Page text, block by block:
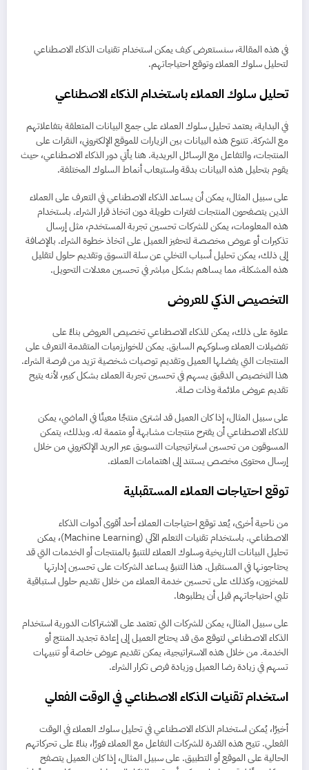
في هذه المقالة، سنستعرض كيف يمكن استخدام تقنيات الذكاء الاصطناعي
لتحليل سلوك العملاء وتوقع احتياجاتهم.
تحليل سلوك العملاء باستخدام الذكاء الاصطناعي
في البداية، يعتمد تحليل سلوك العملاء على جمع البيانات المتعلقة بتفاعلاتهم
مع الشركة. تتنوع هذه البيانات بين الزيارات للموقع الإلكتروني، النقرات على
المنتجات، والتفاعل مع الرسائل البريدية. هنا يأتي دور الذكاء الاصطناعي، حيث
يقوم بتحليل هذه البيانات بدقة واستيعاب أنماط السلوك المختلفة.
على سبيل المثال، يمكن أن يساعد الذكاء الاصطناعي في التعرف على العملاء
الذين يتصفحون المنتجات لفترات طويلة دون اتخاذ قرار الشراء. باستخدام
هذه المعلومات، يمكن للشركات تحسين تجربة المستخدم، مثل إرسال
تذكيرات أو عروض مخصصة لتحفيز العميل على اتخاذ خطوة الشراء. بالإضافة
إلى ذلك، يمكن تحليل أسباب التخلي عن سلة التسوق وتقديم حلول لتقليل
هذه المشكلة، مما يساهم بشكل مباشر في تحسين معدلات التحويل.
التخصيص الذكي للعروض
علاوة على ذلك، يمكن للذكاء الاصطناعي تخصيص العروض بناءً على
تفضيلات العملاء وسلوكهم السابق. يمكن للخوارزميات المتقدمة التعرف على
المنتجات التي يفضلها العميل وتقديم توصيات شخصية تزيد من فرصة الشراء.
هذا التخصيص الدقيق يسهم في تحسين تجربة العملاء بشكل كبير، لأنه يتيح
تقديم عروض ملائمة وذات صلة.
على سبيل المثال، إذا كان العميل قد اشترى منتجًا معينًا في الماضي، يمكن
للذكاء الاصطناعي أن يقترح منتجات مشابهة أو متممة له. وبذلك، يتمكن
المسوقون من تحسين استراتيجيات التسويق عبر البريد الإلكتروني من خلال
إرسال محتوى مخصص يستند إلى اهتمامات العملاء.
توقع احتياجات العملاء المستقبلية
من ناحية أخرى، يُعد توقع احتياجات العملاء أحد أقوى أدوات الذكاء
الاصطناعي. باستخدام تقنيات التعلم الآلي (Machine Learning)، يمكن
تحليل البيانات التاريخية وسلوك العملاء للتنبؤ بالمنتجات أو الخدمات التي قد
يحتاجونها في المستقبل. هذا التنبؤ يساعد الشركات على تحسين إدارتها
للمخزون، وكذلك على تحسين خدمة العملاء من خلال تقديم حلول استباقية
تلبي احتياجاتهم قبل أن يطلبوها.
على سبيل المثال، يمكن للشركات التي تعتمد على الاشتراكات الدورية استخدام
الذكاء الاصطناعي لتوقع متى قد يحتاج العميل إلى إعادة تجديد المنتج أو
الخدمة. من خلال هذه الاستراتيجية، يمكن تقديم عروض خاصة أو تنبيهات
تسهم في زيادة رضا العميل وزيادة فرص تكرار الشراء.
استخدام تقنيات الذكاء الاصطناعي في الوقت الفعلي
أخيرًا، يُمكن استخدام الذكاء الاصطناعي في تحليل سلوك العملاء في الوقت
الفعلي. تتيح هذه القدرة للشركات التفاعل مع العملاء فورًا، بناءً على تحركاتهم
الحالية على الموقع أو التطبيق. على سبيل المثال، إذا كان العميل يتصفح